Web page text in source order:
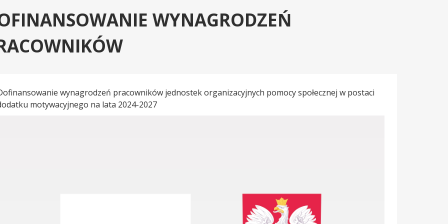
WYNAGRODZEŃ
wynagrodzeń pracowników jednostek organizacyjnych pomocy społecznej w postaci
motywacyjnego na lata 2024-2027